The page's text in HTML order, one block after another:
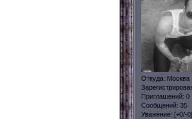
Откуда: Москва
Приглашений: 0
Сообщений: 35
Уважение: [+0/-0]